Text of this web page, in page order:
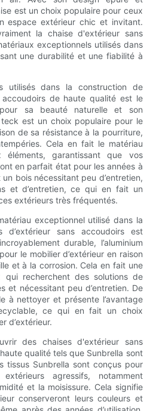
est un choix populaire pour ceux
espace extérieur chic et invitant.
la chaise d'extérieur sans
exceptionnels utilisés dans
une durabilité et une fiabilité à
utilisés dans la construction de
accoudoirs de haute qualité est le
sa beauté naturelle et son
est un choix populaire pour le
de sa résistance à la pourriture,
Cela en fait le matériau
garantissant que vos
en parfait état pour les années à
bois nécessitant peu d’entretien,
et d’entretien, ce qui en fait un
extérieurs très fréquentés.
exceptionnel utilisé dans la
d’extérieur sans accoudoirs est
durable, l’aluminium
le mobilier d’extérieur en raison
et à la corrosion. Cela en fait une
recherchent des solutions de
et nécessitant peu d’entretien. De
à nettoyer et présente l’avantage
ce qui en fait un choix
d’extérieur.
des chaises d'extérieur sans
qualité tels que Sunbrella sont
tissus Sunbrella sont conçus pour
agressifs, notamment
et la moisissure. Cela signifie
conserveront leurs couleurs et